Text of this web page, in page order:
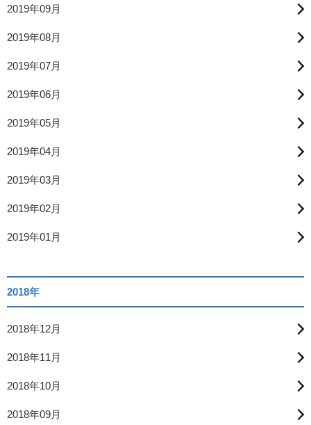
2019年09月
2019年08月
2019年07月
2019年06月
2019年05月
2019年04月
2019年03月
2019年02月
2019年01月
2018年
2018年12月
2018年11月
2018年10月
2018年09月